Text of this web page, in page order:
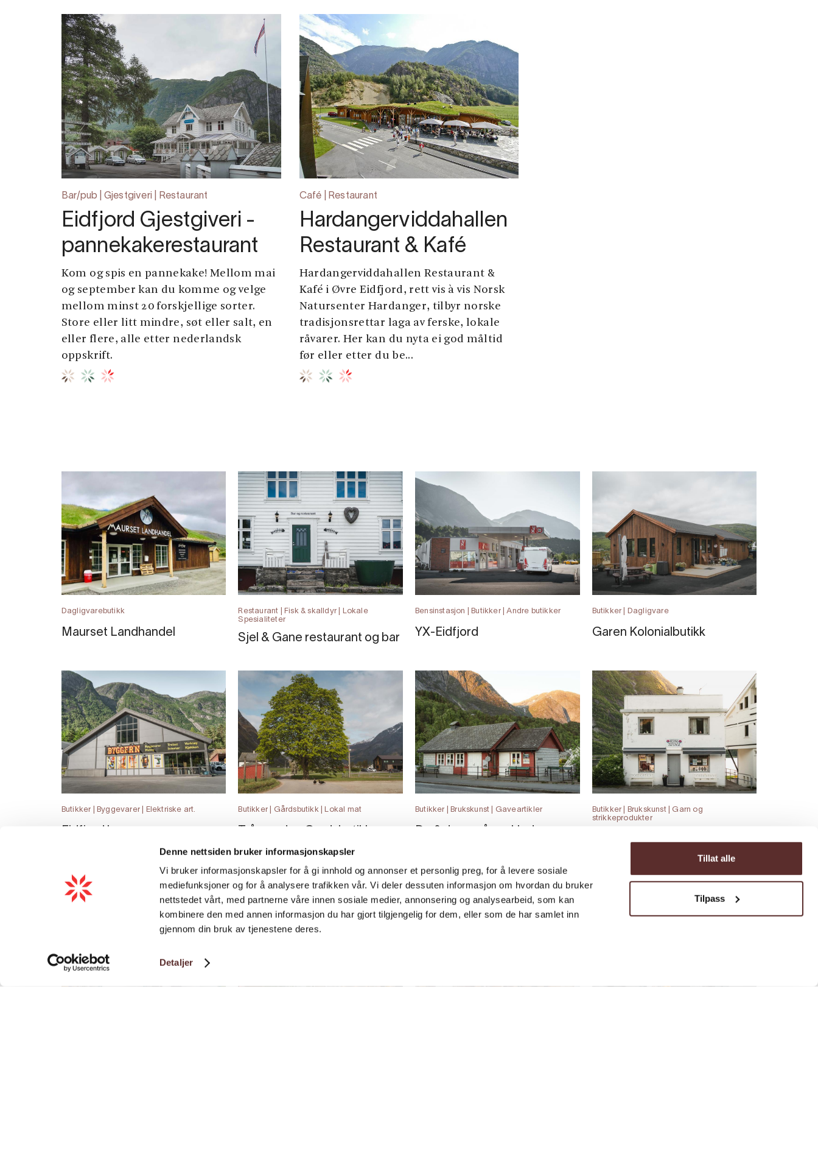
Denne nettsiden bruker informasjonskapsler
Vi bruker informasjonskapsler for å gi innhold og annonser et personlig preg, for å levere sosiale
mediefunksjoner og for å analysere trafikken vår. Vi deler dessuten informasjon om hvordan du bruker
nettstedet vårt, med partnerne våre innen sosiale medier, annonsering og analysearbeid, som kan
kombinere den med annen informasjon du har gjort tilgjengelig for dem, eller som de har samlet inn
gjennom din bruk av tjenestene deres.
Detaljer
Tillat alle
Tilpass
Bar/pub | Gjestgiveri | Restaurant
Eidfjord Gjestgiveri -
pannekakerestaurant
Kom og spis en pannekake! Mellom mai
og september kan du komme og velge
mellom minst 20 forskjellige sorter.
Store eller litt mindre, søt eller salt, en
eller flere, alle etter nederlandsk
oppskrift.
Café | Restaurant
Hardangerviddahallen
Restaurant & Kafé
Hardangerviddahallen Restaurant &
Kafé i Øvre Eidfjord, rett vis à vis Norsk
Natursenter Hardanger, tilbyr norske
tradisjonsrettar laga av ferske, lokale
råvarer. Her kan du nyta ei god måltid
før eller etter du be...
Dagligvarebutikk
Maurset Landhandel
Restaurant | Fisk & skalldyr | Lokale
Spesialiteter
Sjel & Gane restaurant og bar
Bensinstasjon | Butikker | Andre butikker
YX-Eidfjord
Butikker | Dagligvare
Garen Kolonialbutikk
Butikker | Byggevarer | Elektriske art. Butikker | Gårdsbutikk | Lokal mat Butikker | Brukskunst | Gaveartikler
Butikker | Brukskunst | Garn og
strikkeprodukter